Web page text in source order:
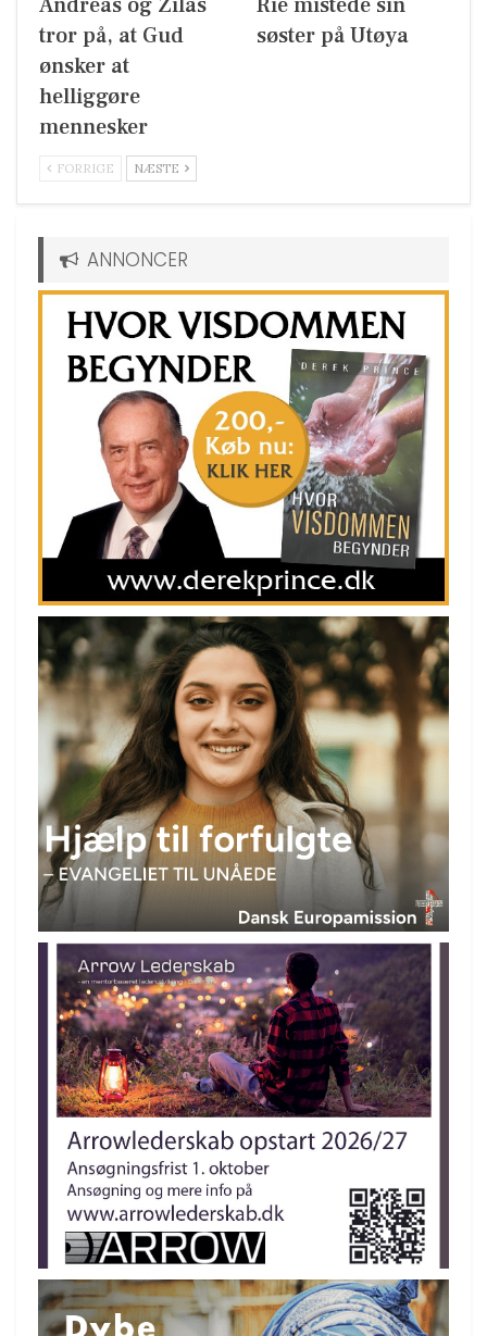
tror på, at Gud
ønsker at
helliggøre
mennesker
søster på Utøya
FORRIGE NÆSTE
ANNONCER